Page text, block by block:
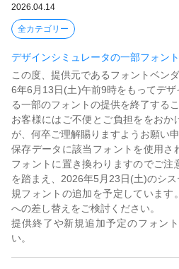
2026.04.14
全カテゴリー
デザインシミュレータの一部フォン
この度、提供元であるフォントベン
6年6月13日(土)午前9時をもってデ
る一部のフォントの提供を終了する
お客様にはご不便とご負担ををおか
が、何卒ご理解賜りますようお願い申
保存データに該当フォントを使用さ
フォントに置き換わりますのでご注
を踏まえ、2026年5月23日(土)のシ
規フォントの追加を予定しています
への差し替えをご検討ください。
提供終了や新規追加予定のフォン
い。